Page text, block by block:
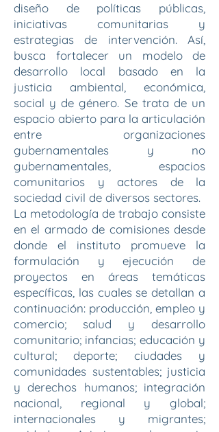
diseño de políticas públicas,
iniciativas comunitarias y
estrategias de intervención. Así,
busca fortalecer un modelo de
desarrollo local basado en la
justicia ambiental, económica,
social y de género. Se trata de un
espacio abierto para la articulación
entre organizaciones
gubernamentales y no
gubernamentales, espacios
comunitarios y actores de la
sociedad civil de diversos sectores.
La metodología de trabajo consiste
en el armado de comisiones desde
donde el instituto promueve la
formulación y ejecución de
proyectos en áreas temáticas
específicas, las cuales se detallan a
continuación: producción, empleo y
comercio; salud y desarrollo
comunitario; infancias; educación y
cultural; deporte; ciudades y
comunidades sustentables; justicia
y derechos humanos; integración
nacional, regional y global;
internacionales y migrantes;